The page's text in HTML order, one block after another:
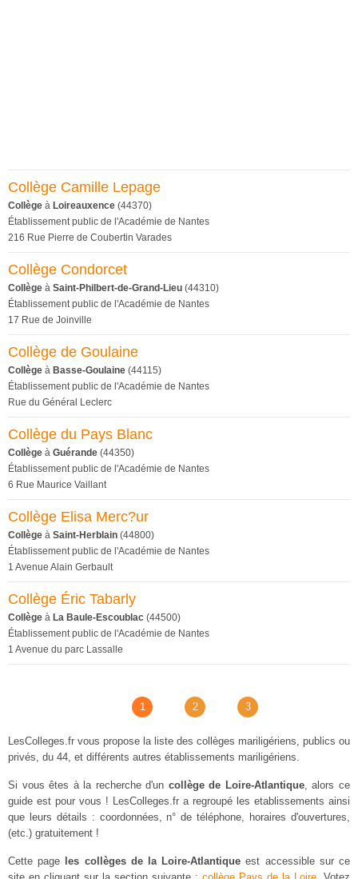
Collège Camille Lepage
Collège à Loireauxence (44370)
Établissement public de l'Académie de Nantes
216 Rue Pierre de Coubertin Varades
Collège Condorcet
Collège à Saint-Philbert-de-Grand-Lieu (44310)
Établissement public de l'Académie de Nantes
17 Rue de Joinville
Collège de Goulaine
Collège à Basse-Goulaine (44115)
Établissement public de l'Académie de Nantes
Rue du Général Leclerc
Collège du Pays Blanc
Collège à Guérande (44350)
Établissement public de l'Académie de Nantes
6 Rue Maurice Vaillant
Collège Elisa Merc?ur
Collège à Saint-Herblain (44800)
Établissement public de l'Académie de Nantes
1 Avenue Alain Gerbault
Collège Éric Tabarly
Collège à La Baule-Escoublac (44500)
Établissement public de l'Académie de Nantes
1 Avenue du parc Lassalle
1 2 3
LesColleges.fr vous propose la liste des collèges mariligériens, publics ou
privés, du 44, et différents autres établissements mariligériens.
Si vous êtes à la recherche d'un collège de Loire-Atlantique, alors ce
guide est pour vous ! LesColleges.fr a regroupé les etablissements ainsi
que leurs détails : coordonnées, n° de téléphone, horaires d'ouvertures,
(etc.) gratuitement !
Cette page les collèges de la Loire-Atlantique est accessible sur ce